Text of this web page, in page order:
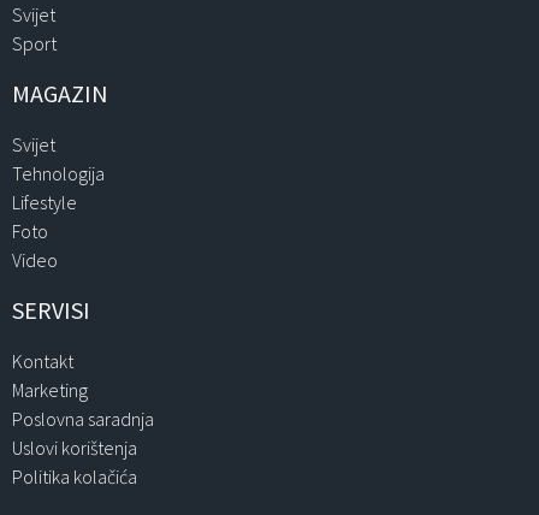
Svijet
Sport
MAGAZIN
Svijet
Tehnologija
Lifestyle
Foto
Video
SERVISI
Kontakt
Marketing
Poslovna saradnja
Uslovi korištenja
Politika kolačića